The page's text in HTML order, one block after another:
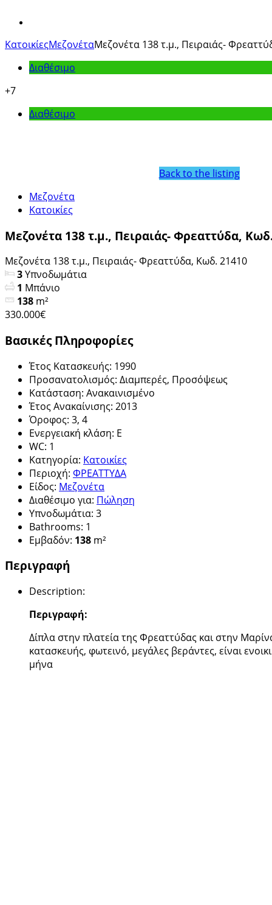
Image
ΚατοικίεςΜεζονέταΜεζονέτα 138 τ.μ., Πειραιάς-
Διαθέσιμο
+7
Διαθέσιμο
Back to the listing
Μεζονέτα
Κατοικίες
Μεζονέτα 138 τ.μ., Πειραιάς- Φρεαττύδα,
Μεζονέτα 138 τ.μ., Πειραιάς- Φρεαττύδα, Κωδ. 21410
3Υπνοδωμάτια
1 Μπάνιο
138 m²
330.000€
Βασικές Πληροφορίες
Έτος Κατασκευής: 1990
Προσανατολισμός: Διαμπερές, Προσόψεως
Κατάσταση: Ανακαινισμένο
Έτος Ανακαίνισης: 2013
Όροφος: 3, 4
Ενεργειακή κλάση: E
WC: 1
Κατηγορία: Κατοικίες
Περιοχή: ΦΡΕΑΤΤΥΔΑ
Είδος: Μεζονέτα
Διαθέσιμο για: Πώληση
Υπνοδωμάτια: 3
Bathrooms: 1
Εμβαδόν: 138 m²
Περιγραφή
Description:
Περιγραφή:
Δίπλα στην πλατεία της Φρεαττύδας και στην
κατασκευής, φωτεινό, μεγάλες βεράντες, είναι
μήνα